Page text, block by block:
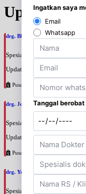
Update
drg. Bhunga Ayuningtias, SpPros
Spesialis: Gigi
Update terakhir: 2026-08-07
Pusat Pertamina
drg. Joko Prihantono, SpPros
Spesialis: Gigi
Update terakhir: 2026-08-07
Pusat Pertamina
drg. Yuri Desi Pratamasari,
Spesialis: Gigi